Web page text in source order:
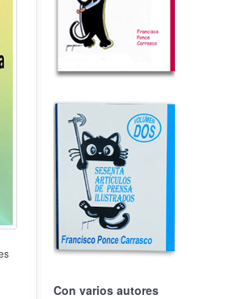
Con varios autores